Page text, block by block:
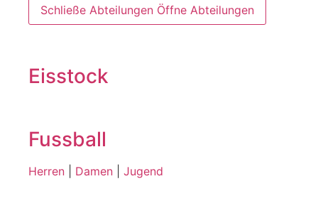
Schließe Abteilungen Öffne Abteilungen
Eisstock
Fussball
Herren Damen Jugend